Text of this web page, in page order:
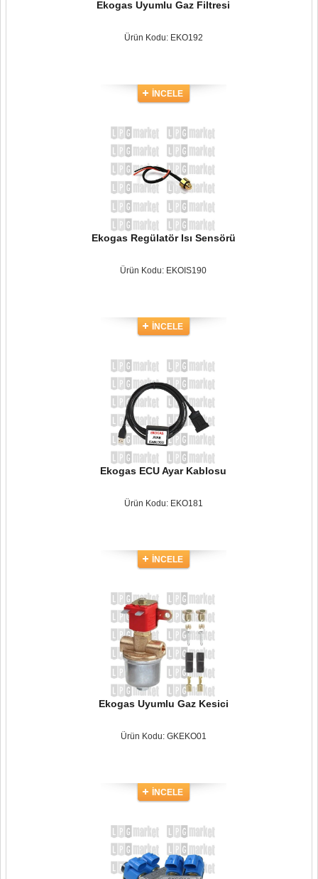
Ekogas Uyumlu Gaz Filtresi
Ürün Kodu: EKO192
İNCELE
Ekogas Regülatör Isı Sensörü
Ürün Kodu: EKOIS190
İNCELE
Ekogas ECU Ayar Kablosu
Ürün Kodu: EKO181
İNCELE
Ekogas Uyumlu Gaz Kesici
Ürün Kodu: GKEKO01
İNCELE